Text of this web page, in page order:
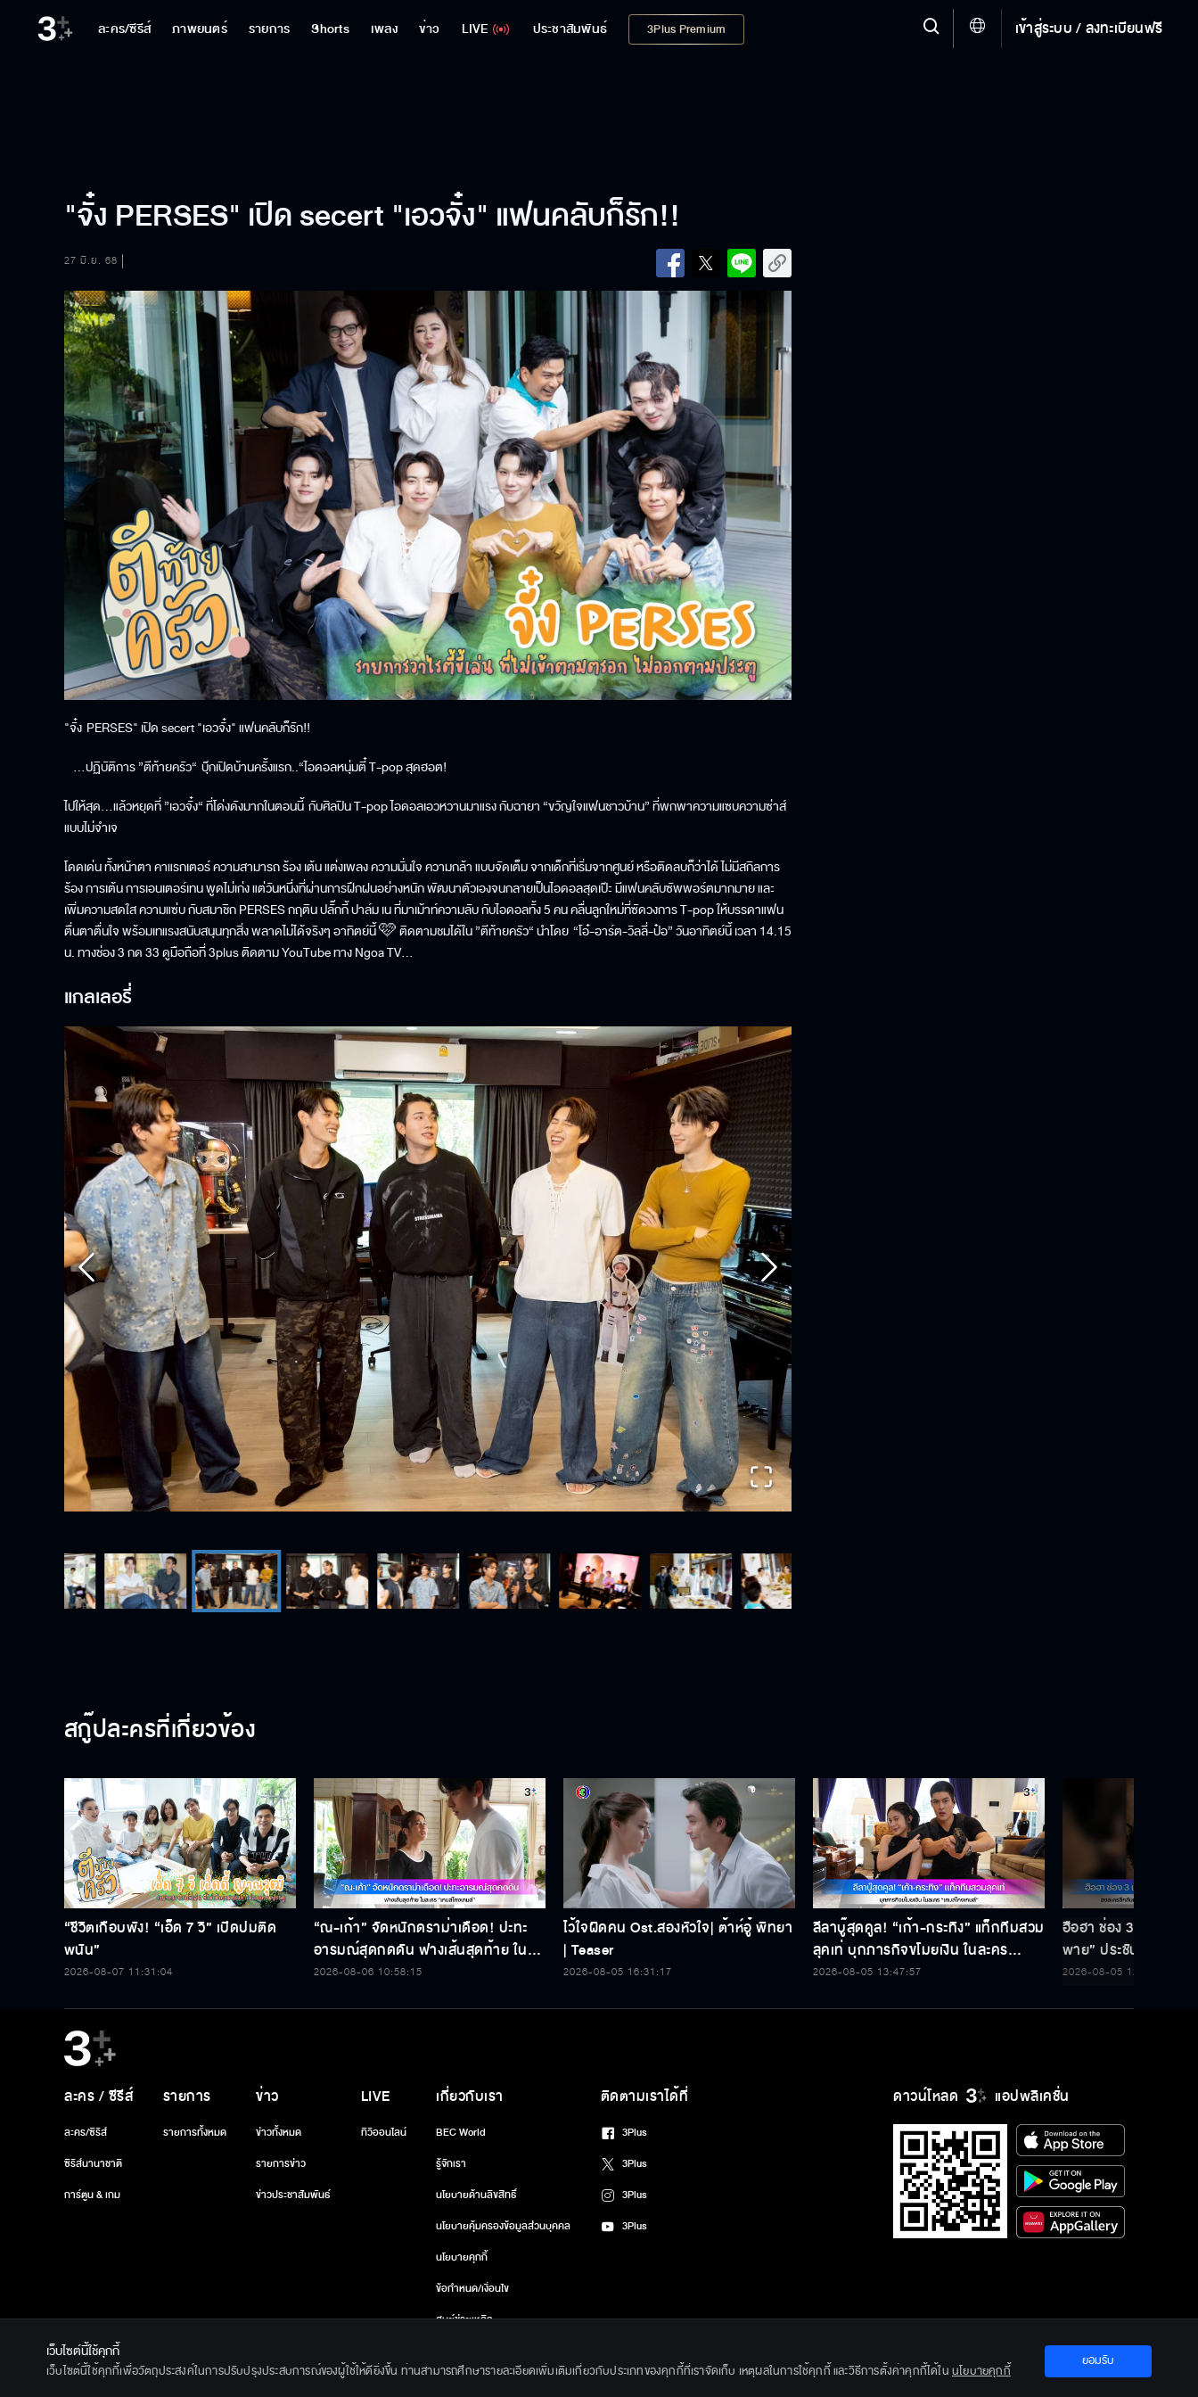
ละคร/ซีรีส์ ภาพยนตร์ รายการ Shorts เพลง ข่าว LIVE ประชาสัมพันธ์ 3Plus Premium เข้าสู่ระบบ / ลงทะเบียนฟรี
"จั๋ง PERSES" เปิด secert "เอวจั๋ง" แฟนคลับก็รัก!!
27 มิ.ย. 68
"จั๋ง PERSES" เปิด secert "เอวจั๋ง" แฟนคลับก็รัก!!
…ปฏิบัติการ ”ตีท้ายครัว“ บุ๊กเปิดบ้านครั้งแรก..“ไอดอลหนุ่มตี๋ T-pop สุดฮอต!
ไปให้สุด…แล้วหยุดที่ ”เอวจั๋ง“ ที่โด่งดังมากในตอนนี้ กับศิลปิน T-pop ไอดอลเอวหวานมาแรง กับฉายา “ขวัญใจแฟนชาวบ้าน” ที่พกพาความแซบความซ่าส์
แบบไม่จำเจ
โดดเด่น ทั้งหน้าตา คาแรกเตอร์ ความสามารถ ร้อง เต้น แต่งเพลง ความมั่นใจ ความกล้า แบบจัดเต็ม จากเด็กที่เริ่มจากศูนย์ หรือติดลบก็ว่าได้ ไม่มีสกิลการ
ร้อง การเต้น การเอนเตอร์เทน พูดไม่เก่ง แต่วันหนึ่งที่ผ่านการฝึกฝนอย่างหนัก พัฒนาตัวเองจนกลายเป็นไอดอลสุดเป๊ะ มีแฟนคลับซัพพอร์ตมากมาย และ
เพิ่มความสดใส ความแซ่บ กับสมาชิก PERSES กฤติน ปลั๊กกี้ ปาล์ม เน ที่มาเม้าท์ความลับ กับไอดอลทั้ง 5 คน คลื่นลูกใหม่ที่ซัดวงการ T-pop ให้บรรดาแฟน
ตื่นตาตื่นใจ พร้อมเทแรงสนับสนุนทุกสิ่ง พลาดไม่ได้จริงๆ อาทิตย์นี้ 🩷 ติดตามชมได้ใน ”ตีท้ายครัว“ นำโดย “โอ๋-อาร์ต-วิลลี่-ป๋อ” วันอาทิตย์นี้ เวลา 14.15
น. ทางช่อง 3 กด 33 ดูมือถือที่ 3plus ติดตาม YouTube ทาง Ngoa TV…
แกลเลอรี่
สกู๊ปละครที่เกี่ยวข้อง
“ชีวิตเกือบพัง! “เอ็ด 7 วิ” เปิดปมติด
พนัน”
2026-08-07 11:31:04
“ณ-เก้า” จัดหนักดราม่าเดือด! ปะทะ
อารมณ์สุดกดดัน ฟางเส้นสุดท้าย ใน
ละคร “เกมส์โกงเกมส์”
2026-08-06 10:58:15
ไว้ใจผิดคน Ost.สองหัวใจ| ต้าห์อู๋ พิทยา
| Teaser
2026-08-05 16:31:17
ลีลาบู๊สุดคูล! “เก้า-กระทิง” แท็กทีมสวม
ลุคเท่ บุกภารกิจขโมยเงิน ในละคร
“เกมส์โกงเกมส์”
2026-08-05 13:47:57
ฮือฮา ช่อง 3 เซอร์ไพร
พาย” ประชันบทบาท
ผ่านกาลเวลาฟอร์มใหญ่ “รสก
2026-08-05 12:56:46
ดาวน์โหลด แอปพลิเคชั่น
ละคร / ซีรีส์
ละคร/ซีรีส์
ซีรีส์นานาชาติ
การ์ตูน & เกม
รายการ
รายการทั้งหมด
ข่าว
ข่าวทั้งหมด
รายการข่าว
ข่าวประชาสัมพันธ์
LIVE
ทีวีออนไลน์
เกี่ยวกับเรา
BEC World
รู้จักเรา
นโยบายด้านลิขสิทธิ์
นโยบายคุ้มครองข้อมูลส่วนบุคคล
นโยบายคุกกี้
ข้อกำหนด/เงื่อนไข
ศูนย์ช่วยเหลือ
ติดตามเราได้ที่
3Plus
3Plus
3Plus
3Plus
© 2020 Bangkok Entertainment Co.,Ltd. All Rights Reserved. Powered by BECi Corporation Ltd.
เว็บไซต์นี้ใช้คุกกี้
เว็บไซต์นี้ใช้คุกกี้เพื่อวัตถุประสงค์ในการปรับปรุงประสบการณ์ของผู้ใช้ให้ดียิ่งขึ้น ท่านสามารถศึกษารายละเอียดเพิ่มเติมเกี่ยวกับประเภทของคุกกี้ที่เราจัดเก็บ เหตุผลในการใช้คุกกี้ และวิธีการตั้งค่าคุกกี้ได้ใน นโยบายคุกกี้
ยอมรับ